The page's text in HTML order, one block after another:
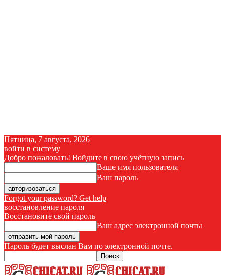
Пятница, 7 августа, 2026
войти в систему
Добро пожаловать! Войдите в свою учётную запись
Ваше имя пользователя
Ваш пароль
Forgot your password? Get help
восстановление пароля
Восстановите свой пароль
Ваш адрес электронной почты
Пароль будет выслан Вам по электронной почте.